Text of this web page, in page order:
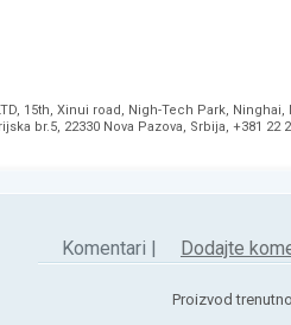
15th, Xinui road, Nigh-Tech Park,
br.5, 22330 Nova Pazova, Srbija, +381 22
Komentari | Dodajte
Proizvod